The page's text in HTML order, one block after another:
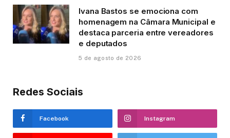
Ivana Bastos se emociona com
homenagem na Câmara Municipal e
destaca parceria entre vereadores
e deputados
5 de agosto de 2026
Redes Sociais
Facebook Instagram